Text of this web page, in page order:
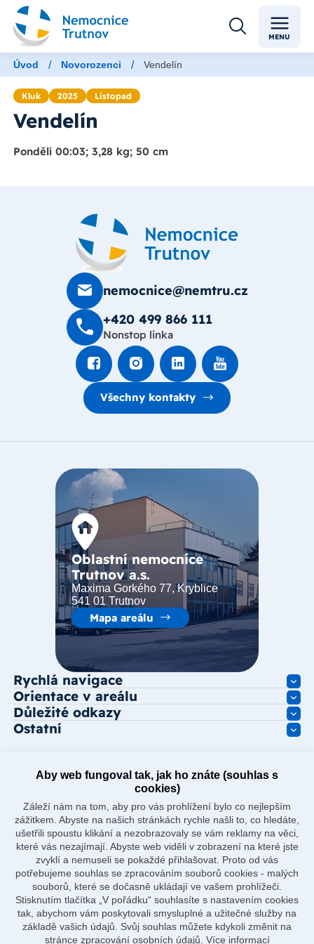
MENU
Úvod / Novorozenci / Vendelín
Kluk 2025 Listopad
Vendelín
Pondělí 00:03; 3,28 kg; 50 cm
nemocnice@nemtru.cz
+420 499 8­66 111
Nonstop linka
Všechny kontakty
Oblastní nemocnice
Trutnov a.s.
Maxima Gorkého 77, Kryblice
541 01 Trutnov
Mapa areálu
Rychlá navigace
Orientace v areálu
Důležité odkazy
Ostatní
Aby web fungoval tak, jak ho znáte (souhlas s
cookies)
Záleží nám na tom, aby pro vás prohlížení bylo co nejlepším
zážitkem. Abyste na našich stránkách rychle našli to, co hledáte,
ušetřili spoustu klikání a nezobrazovaly se vám reklamy na věci,
které vás nezajímají. Abyste web viděli v zobrazení na které jste
zvyklí a nemuseli se pokaždé přihlašovat. Proto od vás
potřebujeme souhlas se zpracováním souborů cookies - malých
souborů, které se dočasně ukládají ve vašem prohlížeči.
Stisknutím tlačítka „V pořádku“ souhlasíte s nastavením cookies
tak, abychom vám poskytovali smysluplné a užitečné služby na
základě vašich údajů. Svůj souhlas můžete kdykoli změnit na
stránce zpracování osobních údajů. Více informací